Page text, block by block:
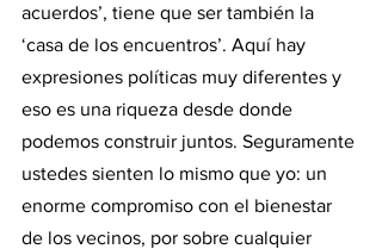
acuerdos’, tiene que ser también la
‘casa de los encuentros’. Aquí hay
expresiones políticas muy diferentes y
eso es una riqueza desde donde
podemos construir juntos. Seguramente
ustedes sienten lo mismo que yo: un
enorme compromiso con el bienestar
de los vecinos, por sobre cualquier